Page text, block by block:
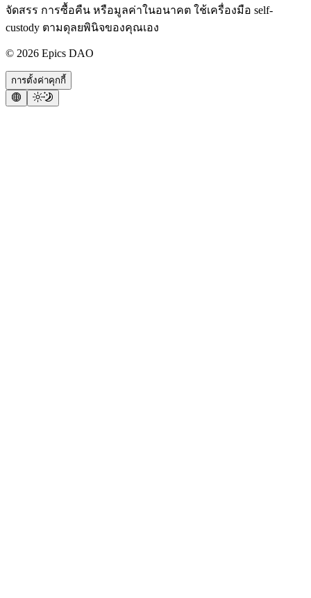
จัดสรร การซื้อคืน หรือมูลค่าในอนาคต ใช้เครื่องมือ self-
custody ตามดุลยพินิจของคุณเอง
© 2026 Epics DAO
การตั้งค่าคุกกี้